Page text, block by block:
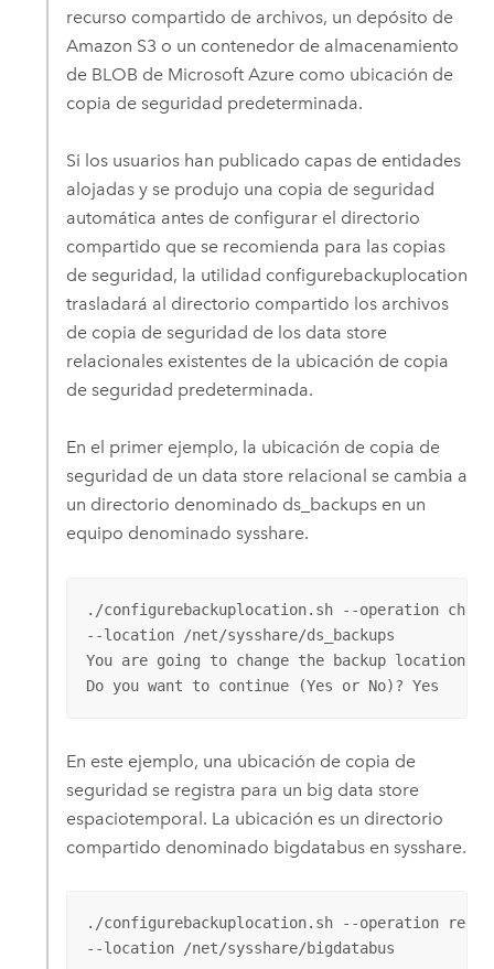
recurso compartido de archivos, un depósito de
Amazon S3 o un contenedor de almacenamiento
de BLOB de Microsoft Azurecomo ubicación de
copia de seguridad predeterminada.
Si los usuarios han publicado capas de entidades
alojadas y se produjo una copia de seguridad
automática antes de configurar el directorio
compartido que se recomienda para las copias
de seguridad, la utilidad configurebackuplocation
trasladará al directorio compartido los archivos
de copia de seguridad de los data store
relacionales existentes de la ubicación de copia
de seguridad predeterminada.
En el primer ejemplo, la ubicación de copia de
seguridad de un data store relacional se cambia a
un directorio denominado ds_backups en un
equipo denominado sysshare.
./configurebackuplocation.sh --operation
--location /net/sysshare/ds_backups
You are going to change the backup
Do you want to continue (Yes or No)? Yes
En este ejemplo, una ubicación de copia de
seguridad se registra para un big data store
espaciotemporal. La ubicación es un directorio
compartido denominado bigdatabus en sysshare.
./configurebackuplocation.sh --operation
--location /net/sysshare/bigdatabus